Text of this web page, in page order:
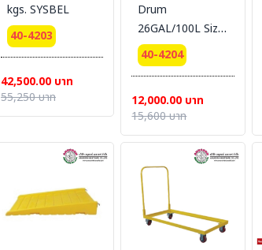
kgs. SYSBEL
40-4203
42,500.00 บาท
55,250 บาท
Drum
26GAL/100L Size
: 16 x 131 x 131
cm.
40-4204
12,000.00 บาท
15,600 บาท